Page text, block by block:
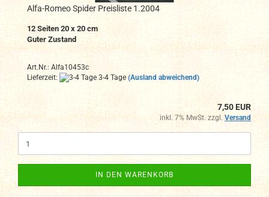
Alfa-Romeo Spider Preisliste 1.2004
12 Seiten 20 x 20 cm
Guter Zustand
Art.Nr.: Alfa10453c
Lieferzeit:
3-4 Tage (Ausland abweichend)
7,50 EUR
inkl. 7% MwSt. zzgl. Versand
IN DEN WARENKORB